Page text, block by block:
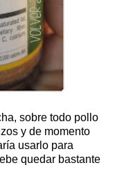
sobre todo pollo
y de momento
usarlo para
quedar bastante